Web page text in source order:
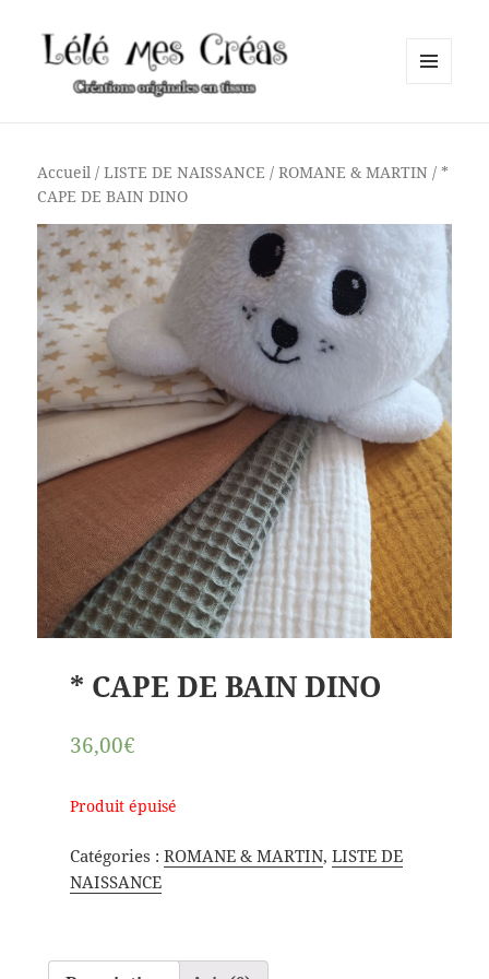
Accueil /LISTE DE NAISSANCE /ROMANE & MARTIN / *
CAPE DE BAIN DINO
* CAPE DE BAIN DINO
36,00€
Produit épuisé
Catégories : ROMANE & MARTIN, LISTE DE
NAISSANCE